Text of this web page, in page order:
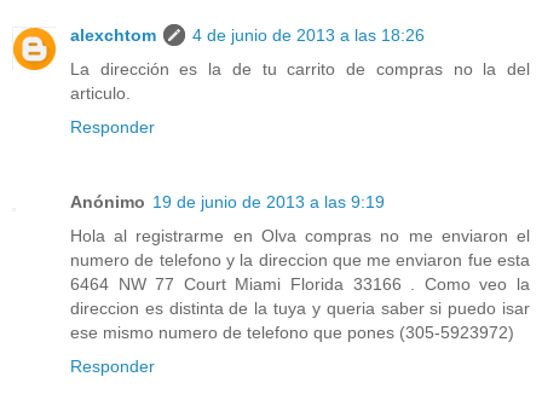
alexchtom
4 de junio de 2013 a las 18:26
La dirección es la de tu carrito de compras no la del
articulo.
Responder
Anónimo 19 de junio de 2013 a las 9:19
Hola al registrarme en Olva compras no me enviaron el
numero de telefono y la direccion que me enviaron fue esta
6464 NW 77 Court Miami Florida 33166 . Como veo la
direccion es distinta de la tuya y queria saber si puedo isar
ese mismo numero de telefono que pones (305-5923972)
Responder